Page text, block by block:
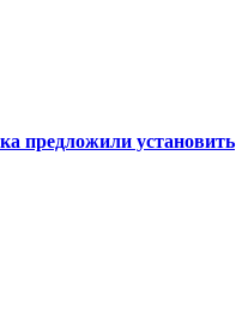
предложили установить